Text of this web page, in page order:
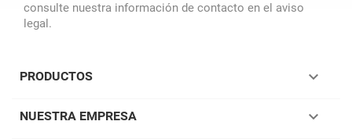
consulte nuestra información de contacto en el aviso
legal.
PRODUCTOS 
NUESTRA EMPRESA 